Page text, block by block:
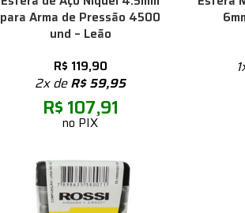
para Arma de Pressão 4500
und – Leão
R$ 119,90
2x deR$59,95
R$ 107,91
no PIX